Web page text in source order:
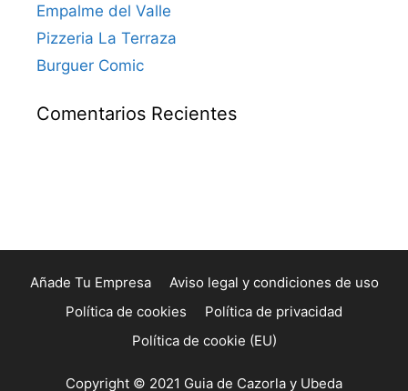
Empalme del Valle
Pizzeria La Terraza
Burguer Comic
Comentarios Recientes
Añade Tu Empresa
Aviso legal y condiciones de uso
Política de cookies
Política de privacidad
Política de cookie (EU)
Copyright © 2021 Guia de Cazorla y Ubeda